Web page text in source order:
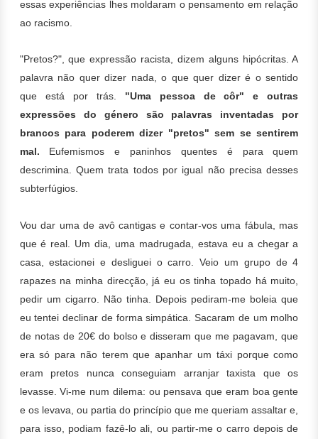
essas experiências lhes moldaram o pensamento em relação
ao racismo.
"Pretos?", que expressão racista, dizem alguns hipócritas. A
palavra não quer dizer nada, o que quer dizer é o sentido
que está por trás. "Uma pessoa de côr" e outras
expressões do género são palavras inventadas por
brancos para poderem dizer "pretos" sem se sentirem
mal. Eufemismos e paninhos quentes é para quem
descrimina. Quem trata todos por igual não precisa desses
subterfúgios.
Vou dar uma de avô cantigas e contar-vos uma fábula, mas
que é real. Um dia, uma madrugada, estava eu a chegar a
casa, estacionei e desliguei o carro. Veio um grupo de 4
rapazes na minha direcção, já eu os tinha topado há muito,
pedir um cigarro. Não tinha. Depois pediram-me boleia que
eu tentei declinar de forma simpática. Sacaram de um molho
de notas de 20€ do bolso e disseram que me pagavam, que
era só para não terem que apanhar um táxi porque como
eram pretos nunca conseguiam arranjar taxista que os
levasse. Vi-me num dilema: ou pensava que eram boa gente
e os levava, ou partia do princípio que me queriam assaltar e,
para isso, podiam fazê-lo ali, ou partir-me o carro depois de